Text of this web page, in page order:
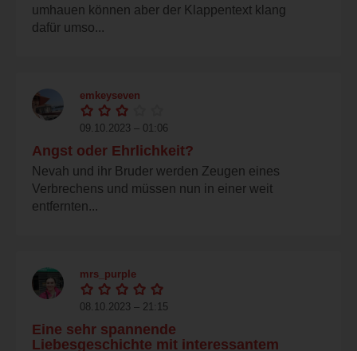
umhauen können aber der Klappentext klang
dafür umso...
emkeyseven
09.10.2023 – 01:06
Angst oder Ehrlichkeit?
Nevah und ihr Bruder werden Zeugen eines
Verbrechens und müssen nun in einer weit
entfernten...
mrs_purple
08.10.2023 – 21:15
Eine sehr spannende
Liebesgeschichte mit interessantem